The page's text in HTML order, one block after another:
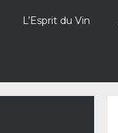
L’Esprit du Vin